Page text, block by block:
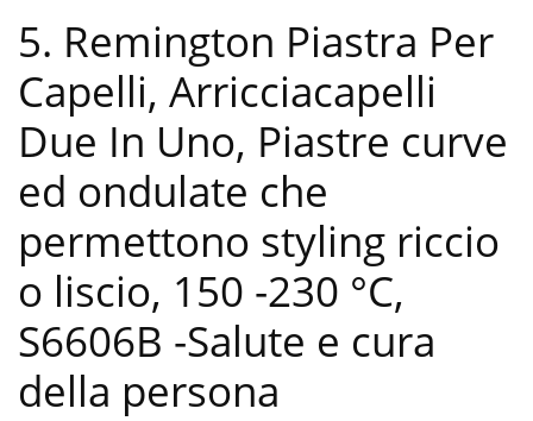
5. Remington Piastra Per
Capelli, Arricciacapelli
Due In Uno, Piastre curve
ed ondulate che
permettono styling riccio
o liscio, 150 -230 °C,
S6606B -Salute e cura
della persona